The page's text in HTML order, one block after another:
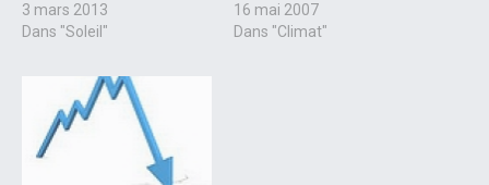
3 mars 2013
Dans "Soleil"
16 mai 2007
Dans "Climat"